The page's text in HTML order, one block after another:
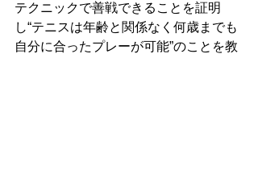
テクニックで善戦できることを証明
し“テニスは年齢と関係なく何歳までも
自分に合ったプレーが可能”のことを教